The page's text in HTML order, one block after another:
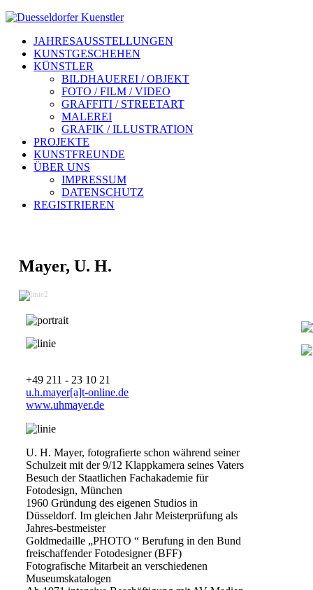
JAHRESAUSSTELLUNGEN
KUNSTGESCHEHEN
KÜNSTLER
BILDHAUEREI / OBJEKT
FOTO / FILM / VIDEO
GRAFFITI / STREETART
MALEREI
GRAFIK / ILLUSTRATION
PROJEKTE
KUNSTFREUNDE
ÜBER UNS
IMPRESSUM
DATENSCHUTZ
REGISTRIEREN
Mayer, U. H.
+49 211 - 23 10 21
u.h.mayer[a]t-online.de
www.uhmayer.de
U. H. Mayer, fotografierte schon während seiner
Schulzeit mit der 9/12 Klappkamera seines Vaters
Besuch der Staatlichen Fachakademie für
Fotodesign, München
1960 Gründung des eigenen Studios in
Düsseldorf. Im gleichen Jahr Meisterprüfung als
Jahres-bestmeister
Goldmedaille „PHOTO “ Berufung in den Bund
freischaffender Fotodesigner (BFF)
Fotografische Mitarbeit an verschiedenen
Museumskatalogen